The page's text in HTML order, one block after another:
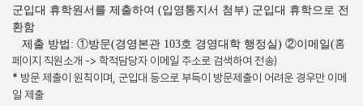
군입대 휴학원서를 제출하여 (입영통지서 첨부) 군입대 휴학으로 전
환함
제출 방법: ①방문(경영본관 103호 경영대학 행정실) ②이메일(홈
페이지 직원소개 -> 학적담당자 이메일 주소로 검색하여 전송)
* 방문 제출이 원칙이며, 군입대 등으로 부득이 방문제출이 어려운 경우만 이메
일 제출